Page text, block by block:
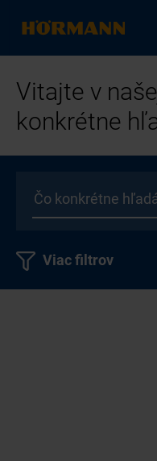
Vitajte v
konkrétne
Viac filtrov